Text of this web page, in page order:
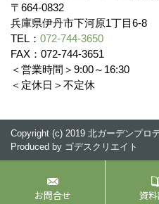
〒664-0832
兵庫県伊丹市下河原1丁目6-8
TEL： 072-744-3650
FAX：072-744-3651
＜営業時間＞9:00～16:30
＜定休日＞不定休
Copyright (c) 2019 北ガーデンプロ
Produced by ゴデスクリエイト
お問合せ 資